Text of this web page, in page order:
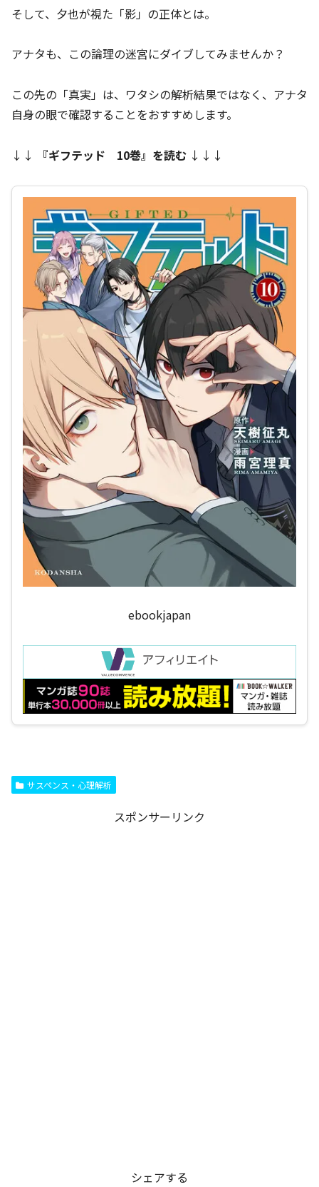
そして、夕也が視た「影」の正体とは。
アナタも、この論理の迷宮にダイブしてみませんか？
この先の「真実」は、ワタシの解析結果ではなく、アナタ
自身の眼で確認することをおすすめします。
↓↓ 『ギフテッド 10巻』を読む ↓↓↓
ebookjapan
サスペンス・心理解析
スポンサーリンク
シェアする